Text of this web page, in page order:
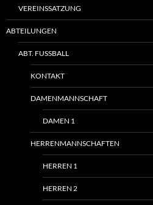
VEREINSSATZUNG
ABTEILUNGEN
ABT. FUSSBALL
KONTAKT
DAMENMANNSCHAFT
DAMEN 1
HERRENMANNSCHAFTEN
HERREN 1
HERREN 2